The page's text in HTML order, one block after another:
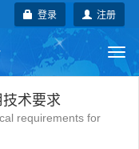
注册
登录
地方标准
术要求
requirements for